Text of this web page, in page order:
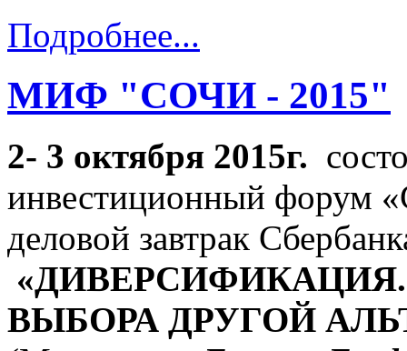
Подробнее...
МИФ "СОЧИ - 2015"
2- 3 октября 2015г.
инвестиционный форум
деловой завтрак
ВЫБОРА ДРУГОЙ